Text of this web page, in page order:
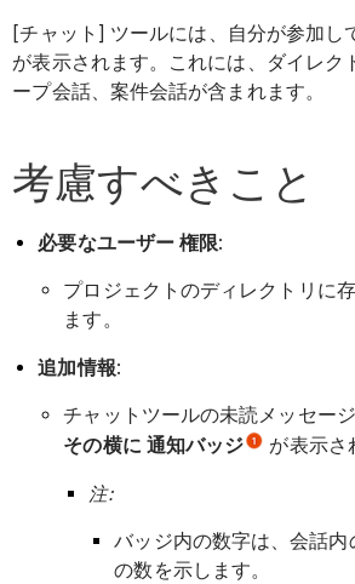
[チャット] ツールには、自分が参加し
が表示されます。これには、ダイレク
ープ会話、案件会話が含まれます。
考慮すべきこと
必要なユーザー 権限:
プロジェクトのディレクトリに
ます。
追加情報:
チャットツールの未読メッセー
その横に 通知バッジ
が表示さ
注:
バッジ内の数字は、会話
の数を示します。